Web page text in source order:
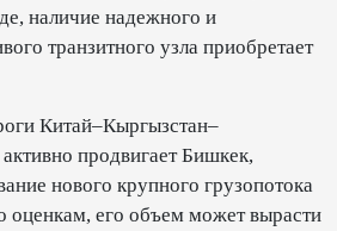
наличие надежного и
транзитного узла приобретает
Китай–Кыргызстан–
продвигает Бишкек,
нового крупного грузопотока
оценкам, его объем может вырасти